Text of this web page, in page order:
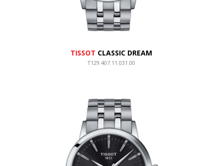
TISSOT CLASSIC DREAM
T129.407.11.031.00